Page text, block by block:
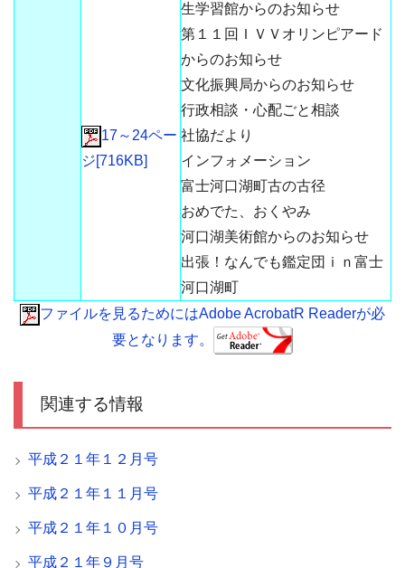
17～24ペー
ジ[716KB]
生学習館からのお知らせ
第１１回ＩＶＶオリンピアード
からのお知らせ
文化振興局からのお知らせ
行政相談・心配ごと相談
社協だより
インフォメーション
富士河口湖町古の古径
おめでた、おくやみ
河口湖美術館からのお知らせ
出張！なんでも鑑定団ｉｎ富士
河口湖町
ファイルを見るためにはAdobe AcrobatR Readerが必
要となります。
関連する情報
平成２１年１２月号
平成２１年１１月号
平成２１年１０月号
平成２１年９月号